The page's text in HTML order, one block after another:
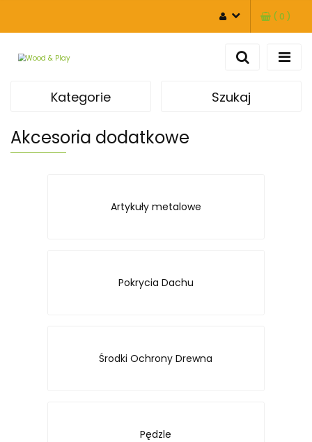
ZALOGUJ SIĘ
( 0 )
Kategorie Szukaj
Akcesoria dodatkowe
Artykuły metalowe
Pokrycia Dachu
Środki Ochrony Drewna
Pędzle